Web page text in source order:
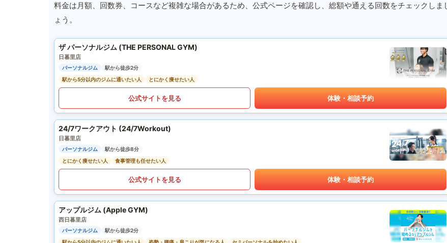
料金は月額、回数券、コースなど複雑な場合があるため、公式ページを確認し、総額や通える回数をチェックしま
ょう。
ザ パーソナルジム (THE PERSONAL GYM)
日暮里店
パーソナルジム
駅から徒歩2分
駅から5分以内のジムに通いたい人
とにかく痩せたい人
公式サイトを見る 体験・相談予約
24/7ワークアウト (24/7Workout)
日暮里店
パーソナルジム
駅から徒歩8分
とにかく痩せたい人
食事管理も任せたい人
公式サイトを見る 体験・相談予約
アップルジム (Apple GYM)
西日暮里店
パーソナルジム
駅から徒歩2分